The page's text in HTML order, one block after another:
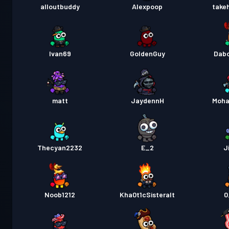
Alexpoop
alloutbuddy
GoldenGuy
Ivan69
JaydennH
matt
E_2
Thecyan2232
Kha0t1cSisteralt
Noob1212